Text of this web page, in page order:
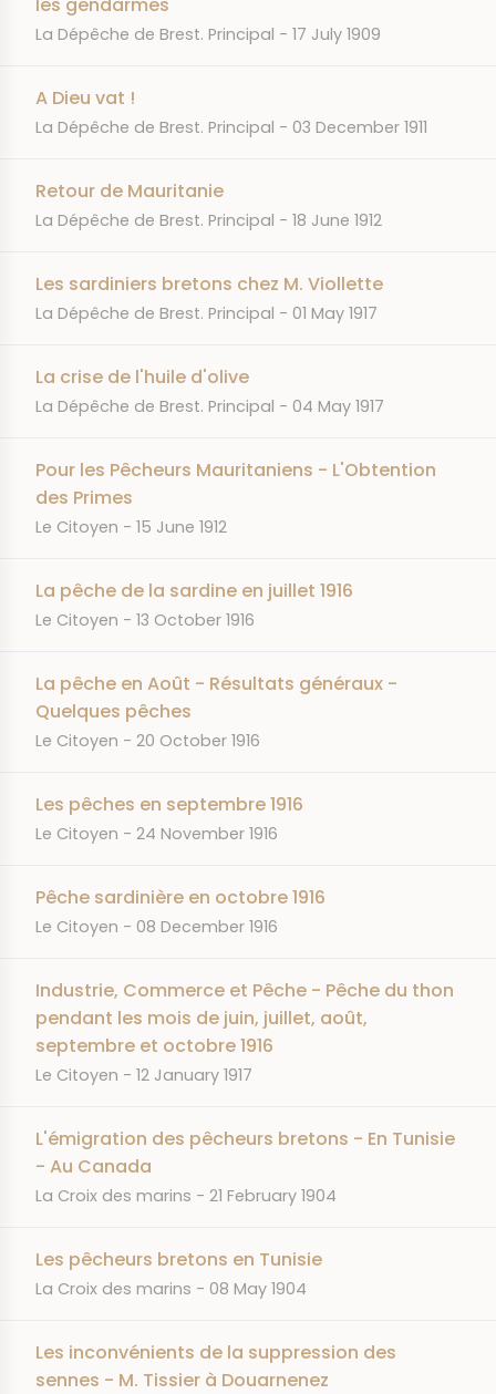
JOURNAL
La Dépêche de Brest. Principal DATE
17 July 1909
A Dieu vat !
JOURNAL
La Dépêche de Brest. Principal DATE
03 December 1911
Retour de Mauritanie
JOURNAL
La Dépêche de Brest. Principal DATE
18 June 1912
Les sardiniers bretons chez M. Viollette
JOURNAL
La Dépêche de Brest. Principal DATE
01 May 1917
La crise de l'huile d'olive
JOURNAL
La Dépêche de Brest. Principal DATE
04 May 1917
Pour les Pêcheurs Mauritaniens - L'Obtention
des Primes
JOURNAL
Le Citoyen DATE
15 June 1912
La pêche de la sardine en juillet 1916
JOURNAL
Le Citoyen DATE
13 October 1916
La pêche en Août - Résultats généraux -
Quelques pêches
JOURNAL
Le Citoyen DATE
20 October 1916
Les pêches en septembre 1916
JOURNAL
Le Citoyen DATE
24 November 1916
Pêche sardinière en octobre 1916
JOURNAL
Le Citoyen DATE
08 December 1916
Industrie, Commerce et Pêche - Pêche du thon
pendant les mois de juin, juillet, août,
septembre et octobre 1916
JOURNAL
Le Citoyen DATE
12 January 1917
L'émigration des pêcheurs bretons - En Tunisie
- Au Canada
JOURNAL
La Croix des marins DATE
21 February 1904
Les pêcheurs bretons en Tunisie
JOURNAL
La Croix des marins DATE
08 May 1904
Les inconvénients de la suppression des
sennes - M. Tissier à Douarnenez